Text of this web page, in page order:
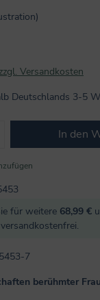
Versandkosten
Deutschlands 3-5
Gib den
In den
für weitere 68,99 €
7
berühmter